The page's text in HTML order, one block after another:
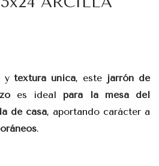
ytextura única, este jarrón de
es ideal para la mesa del
de casa, aportando carácter a
.